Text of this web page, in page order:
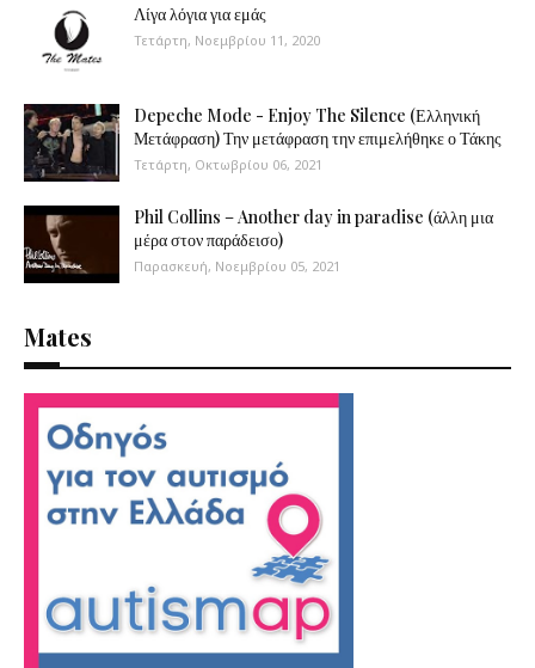
Λίγα λόγια για εμάς
Τετάρτη, Νοεμβρίου 11, 2020
Depeche Mode - Enjoy The Silence (Ελληνική
Μετάφραση) Την μετάφραση την επιμελήθηκε ο Τάκης
Τετάρτη, Οκτωβρίου 06, 2021
Phil Collins – Another day in paradise (άλλη μια
μέρα στον παράδεισο)
Παρασκευή, Νοεμβρίου 05, 2021
Mates